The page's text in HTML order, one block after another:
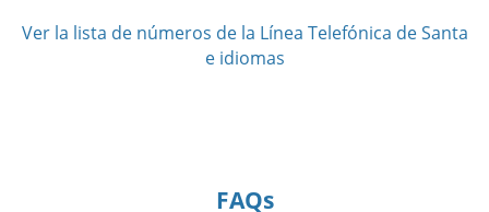
Ver la lista de números de la Línea Telefónica de Santa
e idiomas
FAQs